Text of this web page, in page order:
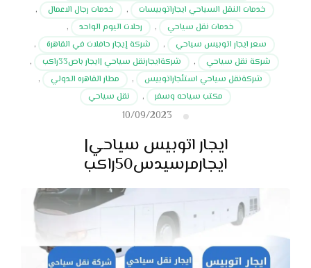
خدمات النقل السياحي ايجاراتوبيسات
, خدمات رجال الاعمال
,
خدمات نقل سياحي
, رحلات اليوم الواحد
,
سعر ايجار اتوبيس سياحي
, شركة إيجار حافلات في القاهرة
,
شركة نقل سياحي
, شركةايجارنقل سياحي |ايجار باص33راكب
,
شركةنقل سياحي استئجاراتوبيس
, مطار القاهره الدولي
,
مكتب سياحه وسفر
, نقل سياحي
10/09/2023
ايجار اتوبيس سياحي|
ايجارمرسيدس50راكب